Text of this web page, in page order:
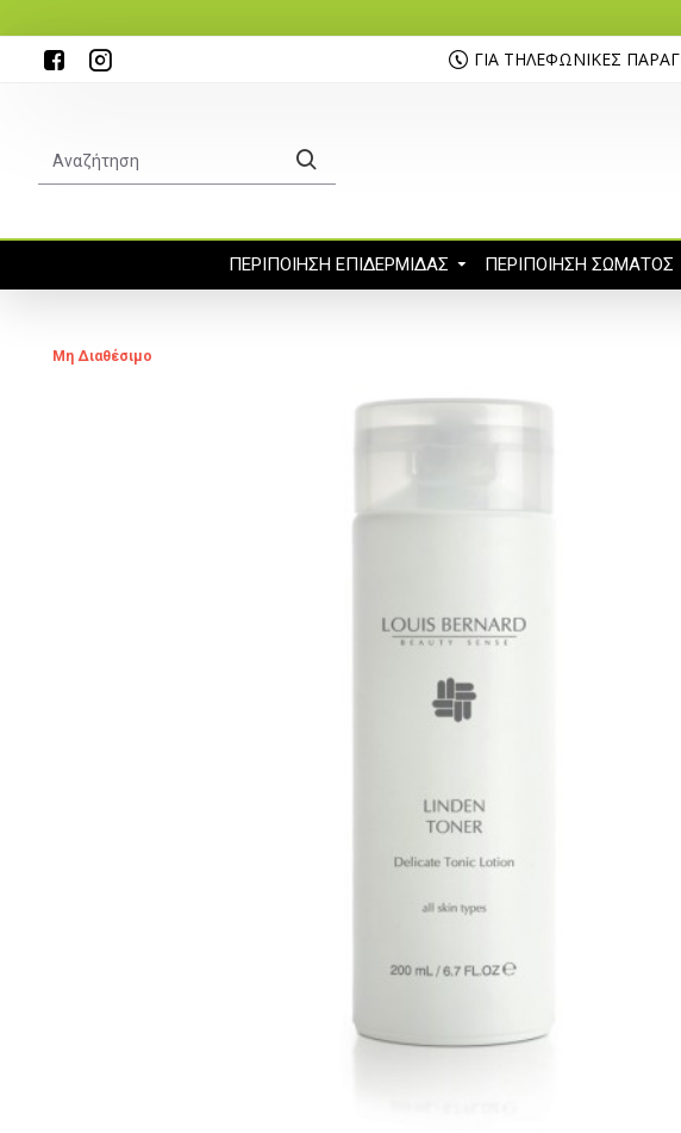
ΓΙΑ ΤΗΛΕΦΩΝΙΚΈΣ
ΠΕΡΙΠΟΙΗΣΗ ΕΠΙΔΕΡΜΊΔΑΣ ΠΕΡΙΠΟΙΗΣΗ ΣΩΜΑΤΟΣ
Μη Διαθέσιμο